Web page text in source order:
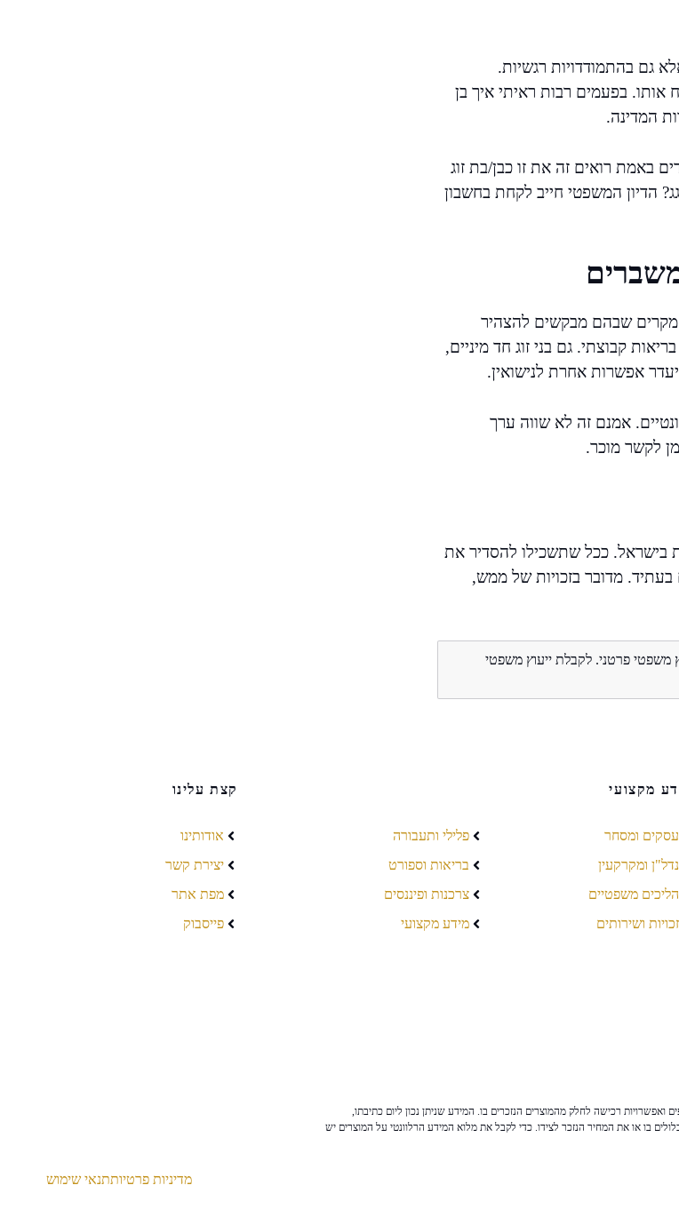
גם בהתמודדויות רגשיות.
בפעמים רבות ראיתי איך בן
המדינה.
באמת רואים זה את זו כבן/בת זוג
הדיון המשפטי חייב לקחת בחשבון
מקרים שבהם מבקשים להצהיר
קבוצתי. גם בני זוג חד מיניים,
אפשרות אחרת לנישואין.
אמנם זה לא שווה ערך
לקשר מוכר.
בישראל. ככל שתשכילו להסדיר את
מדובר בזכויות של ממש,
משפטי פרטני. לקבלת ייעוץ משפטי
מקצועי
עסקים ומסחר
נדל"ן ומקרקעין
הליכים משפטיים
זכויות ושירותים
פלילי ותעבורה
בריאות וספורט
צרכנות ופיננסים
מידע מקצועי
קצת עלינו
אודותינו
יצירת קשר
מפת אתר
פייסבוק
רכישה לחלק מהמוצרים הנזכרים בו. המידע שניתן נכון ליום כתיבתו,
בו או את המחיר הנזכר לצידו. כדי לקבל את מלוא המידע הרלוונטי על המוצרים יש
מדיניות פרטיותתנאי שימוש